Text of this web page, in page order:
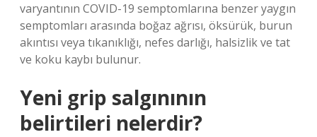
varyantının COVID-19 semptomlarına benzer yaygın
semptomları arasında boğaz ağrısı, öksürük, burun
akıntısı veya tıkanıklığı, nefes darlığı, halsizlik ve tat
ve koku kaybı bulunur.
Yeni grip salgınının
belirtileri nelerdir?